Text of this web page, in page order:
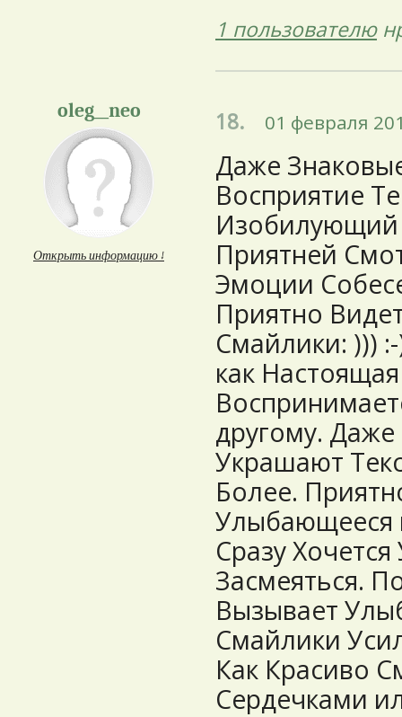
1 пользователю
oleg__neo
Открыть информацию ↓
18. 01 февраля
Даже
Восприятие
Изобилующий
Приятней
Эмоции
Приятно
Смайлики: )))
как
другому.
Украшают
Более.
Улыбающееся
Сразу
Засмеяться.
Вызывает
Смайлики
Как Красиво
Сердечками